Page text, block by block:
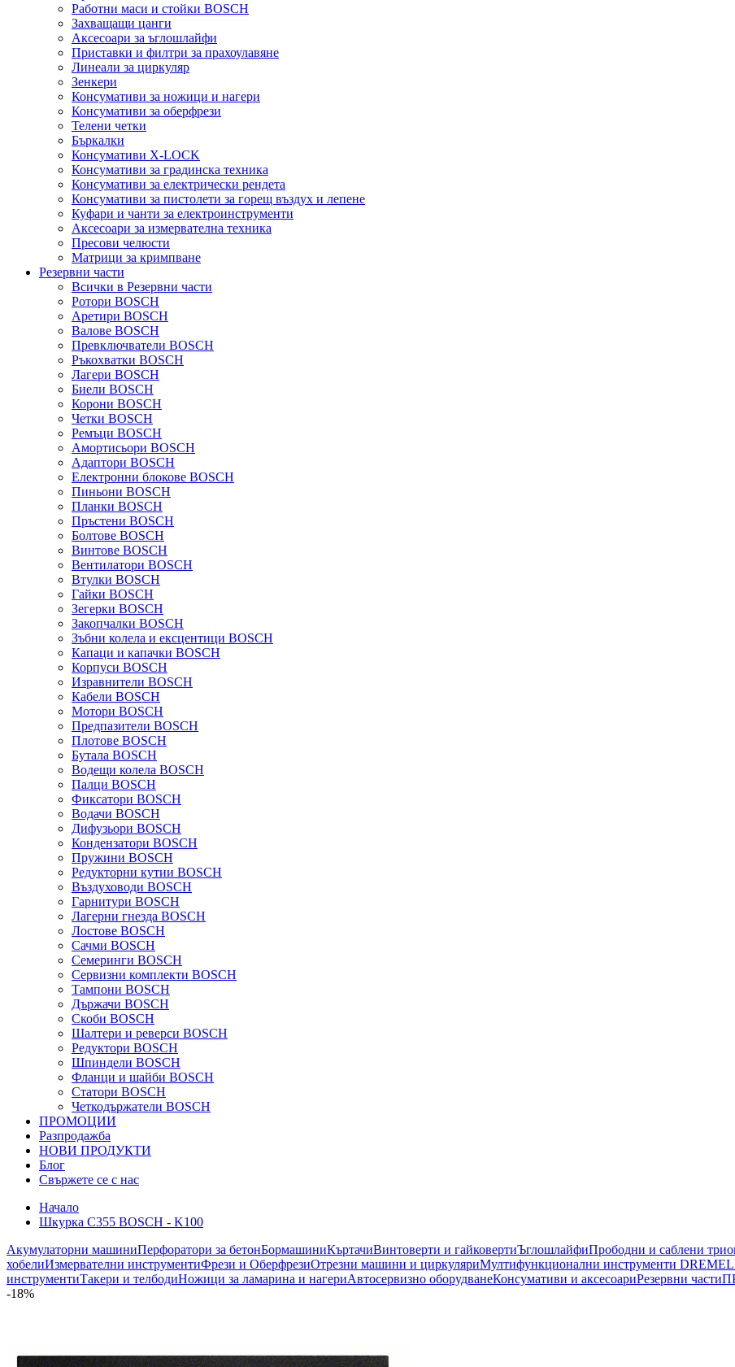
Работни маси и стойки BOSCH
Захващащи цанги
Аксесоари за ъглошлайфи
Приставки и филтри за прахоулавяне
Линеали за циркуляр
Зенкери
Консумативи за ножици и нагери
Консумативи за оберфрези
Телени четки
Бъркалки
Консумативи X-LOCK
Консумативи за градинска техника
Консумативи за електрически рендета
Консумативи за пистолети за горещ въздух и лепене
Куфари и чанти за електроинструменти
Аксесоари за измервателна техника
Пресови челюсти
Матрици за кримпване
Резервни части
Всички в Резервни части
Ротори BOSCH
Аретири BOSCH
Валове BOSCH
Превключватели BOSCH
Ръкохватки BOSCH
Лагери BOSCH
Биели BOSCH
Корони BOSCH
Четки BOSCH
Ремъци BOSCH
Амортисьори BOSCH
Адаптори BOSCH
Електронни блокове BOSCH
Пиньони BOSCH
Планки BOSCH
Пръстени BOSCH
Болтове BOSCH
Винтове BOSCH
Вентилатори BOSCH
Втулки BOSCH
Гайки BOSCH
Зегерки BOSCH
Закопчалки BOSCH
Зъбни колела и ексцентици BOSCH
Капаци и капачки BOSCH
Корпуси BOSCH
Изравнители BOSCH
Кабели BOSCH
Мотори BOSCH
Предпазители BOSCH
Плотове BOSCH
Бутала BOSCH
Водещи колела BOSCH
Палци BOSCH
Фиксатори BOSCH
Водачи BOSCH
Дифузьори BOSCH
Кондензатори BOSCH
Пружини BOSCH
Редукторни кутии BOSCH
Въздуховоди BOSCH
Гарнитури BOSCH
Лагерни гнезда BOSCH
Лостове BOSCH
Сачми BOSCH
Семеринги BOSCH
Сервизни комплекти BOSCH
Тампони BOSCH
Държачи BOSCH
Скоби BOSCH
Шалтери и реверси BOSCH
Редуктори BOSCH
Шпиндели BOSCH
Фланци и шайби BOSCH
Статори BOSCH
Четкодържатели BOSCH
ПРОМОЦИИ
Разпродажба
НОВИ ПРОДУКТИ
Блог
Свържете се с нас
Начало
Шкурка C355 BOSCH - K100
Акумулаторни машиниПерфоратори за бетонБормашиниКъртачиВинтоверти и гайковертиЪглошлайфиПрободни и саблени
хобелиИзмервателни инструментиФрези и ОберфрезиОтрезни машини и циркуляриМултифункционални инструменти DREMEL
инструментиТакери и телбодиНожици за ламарина и нагериАвтосервизно оборудванеКонсумативи и аксесоариРезервни части
-18%